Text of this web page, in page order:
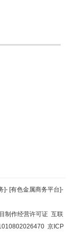
]- [有色金属商务平台]-
制作经营许可证 互联
京ICP